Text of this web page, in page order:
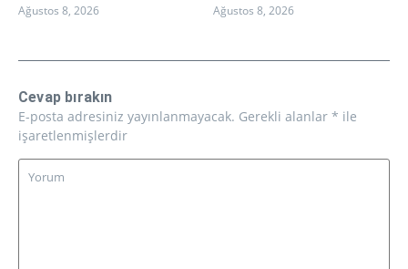
Ağustos 8, 2026 Ağustos 8, 2026
Cevap bırakın
E-posta adresiniz yayınlanmayacak. Gerekli alanlar * ile
işaretlenmişlerdir